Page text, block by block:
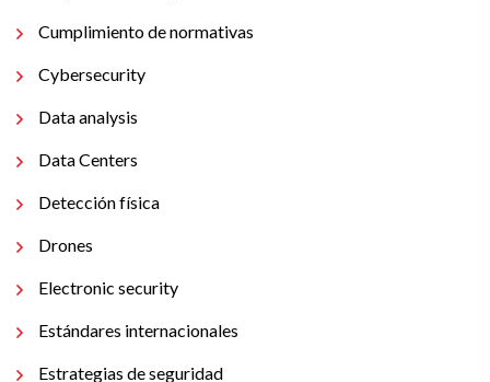
Cumplimiento de normativas
Cybersecurity
Data analysis
Data Centers
Detección física
Drones
Electronic security
Estándares internacionales
Estrategias de seguridad